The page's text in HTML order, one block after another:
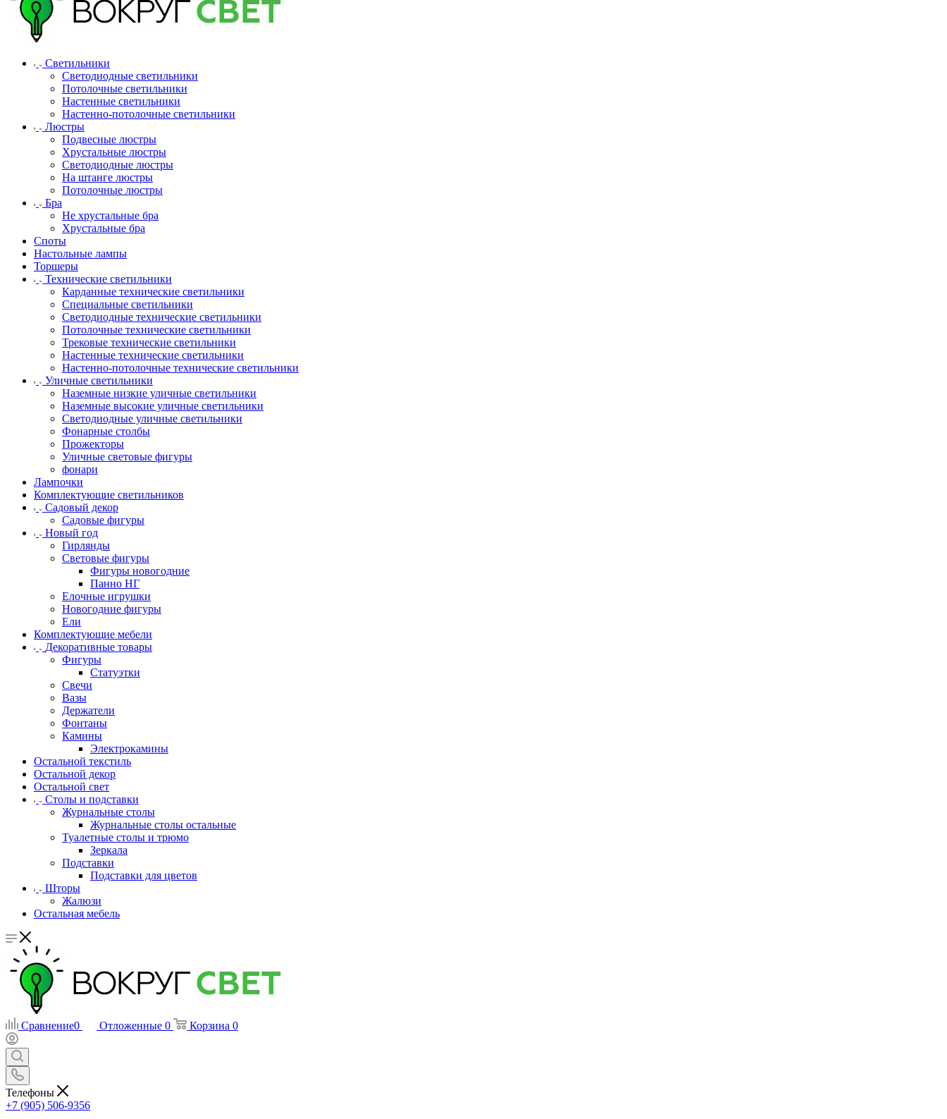
Светильники
Светодиодные светильники
Потолочные светильники
Настенные светильники
Настенно-потолочные светильники
Люстры
Подвесные люстры
Хрустальные люстры
Светодиодные люстры
На штанге люстры
Потолочные люстры
Бра
Не хрустальные бра
Хрустальные бра
Споты
Настольные лампы
Торшеры
Технические светильники
Карданные технические светильники
Специальные светильники
Светодиодные технические светильники
Потолочные технические светильники
Трековые технические светильники
Настенные технические светильники
Настенно-потолочные технические светильники
Уличные светильники
Наземные низкие уличные светильники
Наземные высокие уличные светильники
Светодиодные уличные светильники
Фонарные столбы
Прожекторы
Уличные световые фигуры
фонари
Лампочки
Комплектующие светильников
Садовый декор
Садовые фигуры
Новый год
Гирлянды
Световые фигуры
Фигуры новогодние
Панно НГ
Елочные игрушки
Новогодние фигуры
Ели
Комплектующие мебели
Декоративные товары
Фигуры
Статуэтки
Свечи
Вазы
Держатели
Фонтаны
Камины
Электрокамины
Остальной текстиль
Остальной декор
Остальной свет
Столы и подставки
Журнальные столы
Журнальные столы остальные
Туалетные столы и трюмо
Зеркала
Подставки
Подставки для цветов
Шторы
Жалюзи
Остальная мебель
Сравнение0 Отложенные 0 Корзина 0
Телефоны
+7 (905) 506-9356